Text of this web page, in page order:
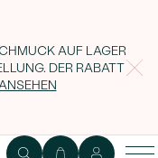
AUF LAGER
DER RABATT